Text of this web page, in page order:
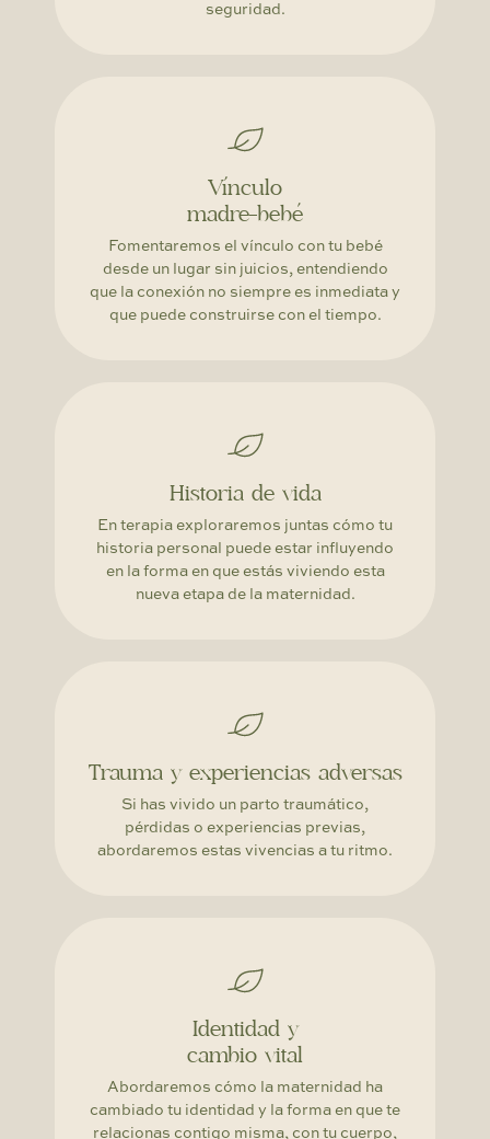
seguridad.
Vínculo
madre-bebé
Fomentaremos el vínculo con tu bebé
desde un lugar sin juicios, entendiendo
que la conexión no siempre es inmediata y
que puede construirse con el tiempo.
Historia de vida
En terapia exploraremos juntas cómo tu
historia personal puede estar influyendo
en la forma en que estás viviendo esta
nueva etapa de la maternidad.
Trauma y experiencias adversas
Si has vivido un parto traumático,
pérdidas o experiencias previas,
abordaremos estas vivencias a tu ritmo.
Identidad y
cambio vital
Abordaremos cómo la maternidad ha
cambiado tu identidad y la forma en que te
relacionas contigo misma, con tu cuerpo,